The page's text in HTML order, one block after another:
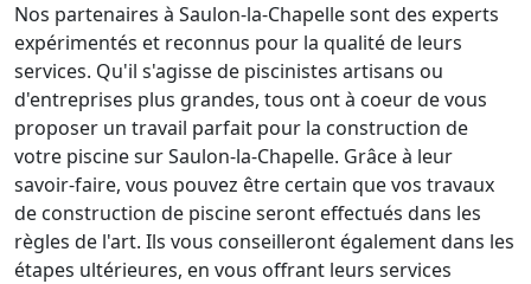
Nos partenaires à Saulon-la-Chapelle sont des experts
expérimentés et reconnus pour la qualité de leurs
services. Qu'il s'agisse de piscinistes artisans ou
d'entreprises plus grandes, tous ont à coeur de vous
proposer un travail parfait pour la construction de
votre piscine sur Saulon-la-Chapelle. Grâce à leur
savoir-faire, vous pouvez être certain que vos travaux
de construction de piscine seront effectués dans les
règles de l'art. Ils vous conseilleront également dans les
étapes ultérieures, en vous offrant leurs services